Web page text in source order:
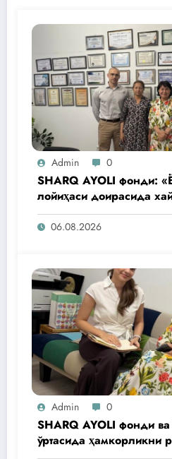
Admin 0
SHARQ AYOLI фонди:
лойиҳаси доирасида
операциялари
06.08.2026
Admin 0
SHARQ AYOLI фонди ва
ўртасида ҳамкорликни